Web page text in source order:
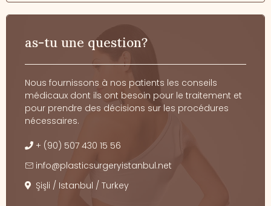
as-tu une question?
Nous fournissons à nos patients les conseils
médicaux dont ils ont besoin pour le traitement et
pour prendre des décisions sur les procédures
nécessaires.
+ (90) 507 430 15 56
info@plasticsurgeryistanbul.net
Şişli / Istanbul / Turkey